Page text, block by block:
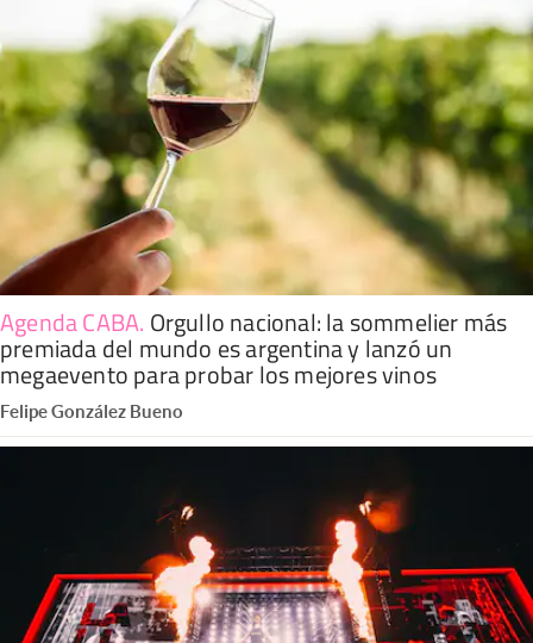
Agenda CABA. Orgullo nacional: la sommelier más
premiada del mundo es argentina y lanzó un
megaevento para probar los mejores vinos
Felipe González Bueno